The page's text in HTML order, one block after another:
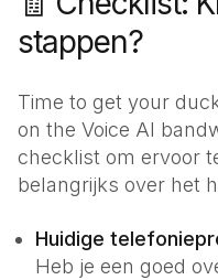
stappen?
Time to get your
on the Voice AI
checklist om ervoor
belangrijks over het
Huidige
Heb je een goed